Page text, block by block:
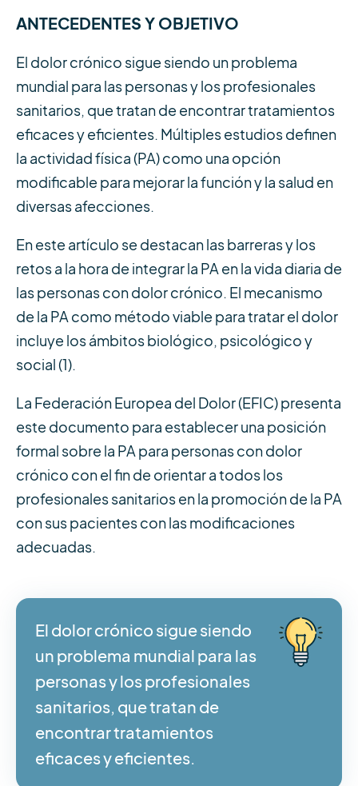
ANTECEDENTES Y OBJETIVO
El dolor crónico sigue siendo un problema
mundial para las personas y los profesionales
sanitarios, que tratan de encontrar tratamientos
eficaces y eficientes. Múltiples estudios definen
la actividad física (PA) como una opción
modificable para mejorar la función y la salud en
diversas afecciones.
En este artículo se destacan las barreras y los
retos a la hora de integrar la PA en la vida diaria de
las personas con dolor crónico. El mecanismo
de la PA como método viable para tratar el dolor
incluye los ámbitos biológico, psicológico y
social (1).
La Federación Europea del Dolor (EFIC) presenta
este documento para establecer una posición
formal sobre la PA para personas con dolor
crónico con el fin de orientar a todos los
profesionales sanitarios en la promoción de la PA
con sus pacientes con las modificaciones
adecuadas.
El dolor crónico sigue siendo
un problema mundial para las
personas y los profesionales
sanitarios, que tratan de
encontrar tratamientos
eficaces y eficientes.